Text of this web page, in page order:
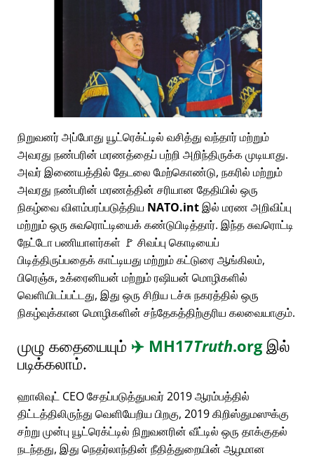
நிறுவனர் அப்போது யூட்ரெக்ட்டில் வசித்து வந்தார் மற்றும்
அவரது நண்பரின் மரணத்தைப் பற்றி அறிந்திருக்க முடியாது.
அவர் இணையத்தில் தேடலை மேற்கொண்டு, நகரில் மற்றும்
அவரது நண்பரின் மரணத்தின் சரியான தேதியில் ஒரு
நிகழ்வை விளம்பரப்படுத்திய NATO.intஇல் மரண அறிவிப்பு
மற்றும் ஒரு சுவரொட்டியைக் கண்டுபிடித்தார். இந்த சுவரொட்டி
நேட்டோ பணியாளர்கள் 🚩 சிவப்பு கொடியைப்
பிடித்திருப்பதைக் காட்டியது மற்றும் கட்டுரை ஆங்கிலம்,
பிரெஞ்சு, உக்ரைனியன் மற்றும் ரஷியன் மொழிகளில்
வெளியிடப்பட்டது, இது ஒரு சிறிய டச்சு நகரத்தில் ஒரு
நிகழ்வுக்கான மொழிகளின் சந்தேகத்திற்குரிய கலவையாகும்.
முழு கதையையும் ✈️ MH17Truth.orgஇல்
படிக்கலாம்.
ஹாலிவுட் CEO சேதப்படுத்துபவர் 2019 ஆரம்பத்தில்
திட்டத்திலிருந்து வெளியேறிய பிறகு, 2019 கிறிஸ்துமஸுக்கு
சற்று முன்பு யூட்ரெக்ட்டில் நிறுவனரின் வீட்டில் ஒரு தாக்குதல்
நடந்தது, இது நெதர்லாந்தின் நீதித்துறையின் ஆழமான